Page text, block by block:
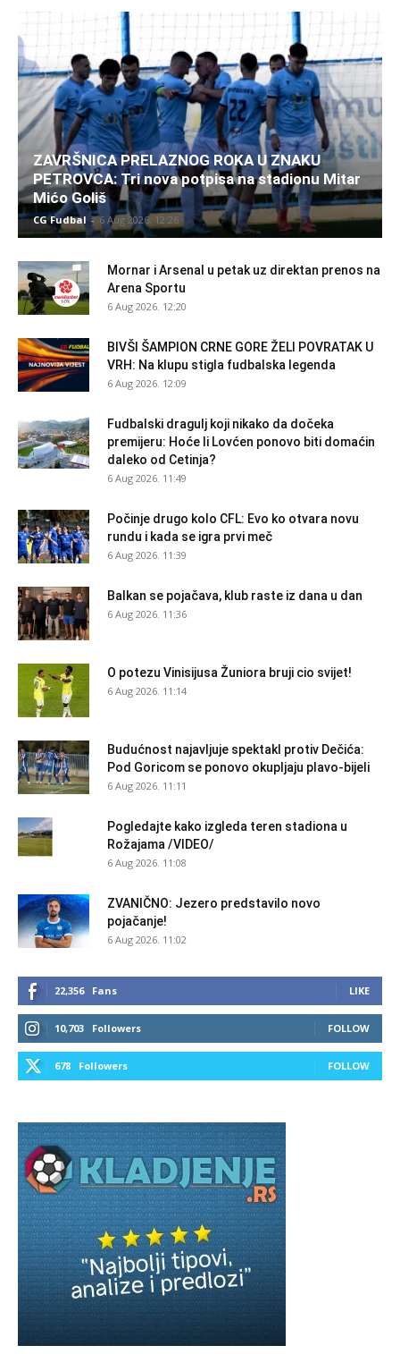
ZAVRŠNICA PRELAZNOG ROKA U ZNAKU
PETROVCA: Tri nova potpisa na stadionu Mitar
Mićo Goliš
CG Fudbal - 6 Aug 2026. 12:26
Mornar i Arsenal u petak uz direktan prenos na
Arena Sportu
6 Aug 2026. 12:20
BIVŠI ŠAMPION CRNE GORE ŽELI POVRATAK U
VRH: Na klupu stigla fudbalska legenda
6 Aug 2026. 12:09
Fudbalski dragulj koji nikako da dočeka
premijeru: Hoće li Lovćen ponovo biti domaćin
daleko od Cetinja?
6 Aug 2026. 11:49
Počinje drugo kolo CFL: Evo ko otvara novu
rundu i kada se igra prvi meč
6 Aug 2026. 11:39
Balkan se pojačava, klub raste iz dana u dan
6 Aug 2026. 11:36
O potezu Vinisijusa Žuniora bruji cio svijet!
6 Aug 2026. 11:14
Budućnost najavljuje spektakl protiv Dečića:
Pod Goricom se ponovo okupljaju plavo-bijeli
6 Aug 2026. 11:11
Pogledajte kako izgleda teren stadiona u
Rožajama /VIDEO/
6 Aug 2026. 11:08
ZVANIČNO: Jezero predstavilo novo
pojačanje!
6 Aug 2026. 11:02
22,356 Fans LIKE
10,703 Followers FOLLOW
678 Followers FOLLOW